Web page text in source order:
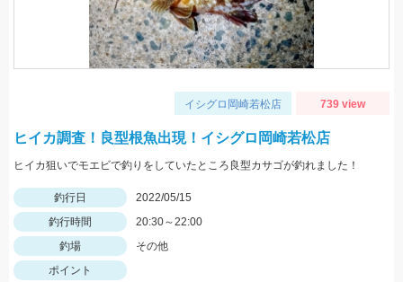
イシグロ岡崎若松店 739 view
ヒイカ調査！良型根魚出現！イシグロ岡崎若松店
ヒイカ狙いでモエビで釣りをしていたところ良型カサゴが釣れました！
釣行日
2022/05/15
釣行時間
20:30～22:00
釣場
その他
ポイント